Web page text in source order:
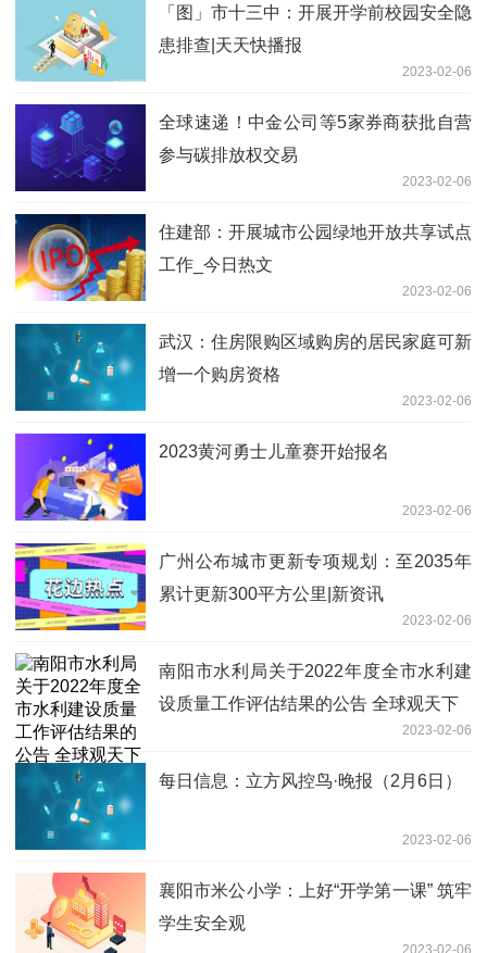
「图」市十三中：开展开学前校园安全隐
患排查|天天快播报
2023-02-06
全球速递！中金公司等5家券商获批自营
参与碳排放权交易
2023-02-06
住建部：开展城市公园绿地开放共享试点
工作_今日热文
2023-02-06
武汉：住房限购区域购房的居民家庭可新
增一个购房资格
2023-02-06
2023黄河勇士儿童赛开始报名
2023-02-06
广州公布城市更新专项规划：至2035年
累计更新300平方公里|新资讯
2023-02-06
南阳市水利局关于2022年度全市水利建
设质量工作评估结果的公告 全球观天下
2023-02-06
每日信息：立方风控鸟·晚报（2月6日）
2023-02-06
襄阳市米公小学：上好“开学第一课” 筑牢
学生安全观
2023-02-06